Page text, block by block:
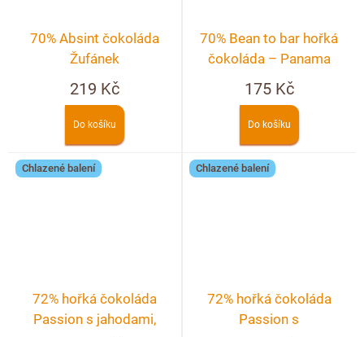
70% Absint čokoláda
Žufánek
219 Kč
Do košíku
70% Bean to bar hořká
čokoláda – Panama
175 Kč
Do košíku
Chlazené balení
72% hořká čokoláda
Passion s jahodami,
Chlazené balení
72% hořká čokoláda
Passion s